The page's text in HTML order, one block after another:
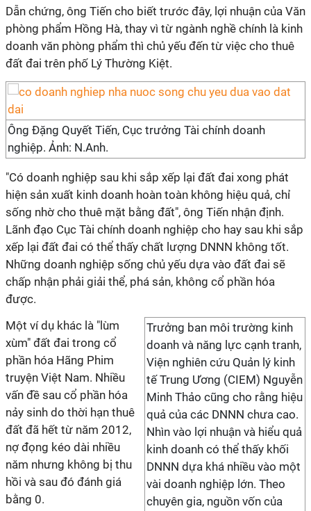
Dẫn chứng, ông Tiến cho biết trước đây, lợi nhuận của Văn
phòng phẩm Hồng Hà, thay vì từ ngành nghề chính là kinh
doanh văn phòng phẩm thì chủ yếu đến từ việc cho thuê
đất đai trên phố Lý Thường Kiệt.
Ông Đặng Quyết Tiến, Cục trưởng Tài chính doanh
nghiệp. Ảnh: N.Anh.
"Có doanh nghiệp sau khi sắp xếp lại đất đai xong phát
hiện sản xuất kinh doanh hoàn toàn không hiệu quả, chỉ
sống nhờ cho thuê mặt bằng đất", ông Tiến nhận định.
Lãnh đạo Cục Tài chính doanh nghiệp cho hay sau khi sắp
xếp lại đất đai có thể thấy chất lượng DNNN không tốt.
Những doanh nghiệp sống chủ yếu dựa vào đất đai sẽ
chấp nhận phải giải thể, phá sản, không cổ phần hóa
được.
Trưởng ban môi trường kinh
doanh và năng lực cạnh tranh,
Viện nghiên cứu Quản lý kinh
tế Trung Ương (CIEM) Nguyễn
Minh Thảo cũng cho rằng hiệu
quả của các DNNN chưa cao.
Nhìn vào lợi nhuận và hiểu quả
kinh doanh có thể thấy khối
DNNN dựa khá nhiều vào một
vài doanh nghiệp lớn. Theo
chuyên gia, nguồn vốn của
Một ví dụ khác là "lùm
xùm" đất đai trong cổ
phần hóa Hãng Phim
truyện Việt Nam. Nhiều
vấn đề sau cổ phần hóa
nảy sinh do thời hạn thuê
đất đã hết từ năm 2012,
nợ đọng kéo dài nhiều
năm nhưng không bị thu
hồi và sau đó đánh giá
bằng 0.